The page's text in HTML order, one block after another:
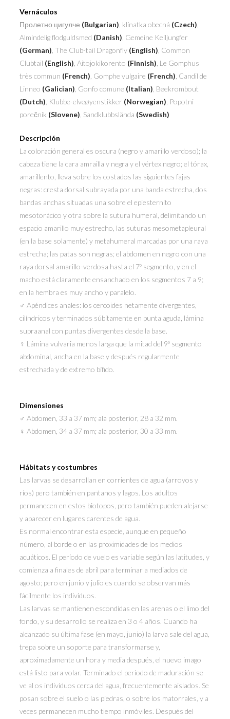
Vernáculos
Пролетно цигулче (Bulgarian) , klínatka obecná (Czech)
Almindelig flodguldsmed (Danish) , Gemeine Keiljungfer
(German) , The Club-tail Dragonfly (English) , Common
Clubtail (English) , Aitojokikorento (Finnish) , Le Gomphus
très commun (French) , Gomphe vulgaire (French) , Candil de
Linneo (Galician) , Gonfo comune (Italian) , Beekrombout
(Dutch) , Klubbe-elveøyenstikker (Norwegian) , Popotni
porečnik (Slovene) , Sandklubbslända (Swedish)
Descripción
La coloración general es oscura (negro y amarillo verdoso); la
cabeza tiene la cara amrailla y negra y el vértex negro; el tórax,
amarillento, lleva sobre los costados las siguientes fajas
negras: cresta dorsal subrayada por una banda estrecha, dos
bandas anchas situadas una sobre el epiesternito
mesotorácico y otra sobre la sutura humeral, delimitando un
espacio amarillo muy estrecho, las suturas mesometapleural
(en la base solamente) y metahumeral marcadas por una raya
estrecha; las patas son negras; el abdomen en negro con una
raya dorsal amarillo-verdosa hasta el 7º segmento, y en el
macho está claramente ensanchado en los segmentos 7 a 9;
en la hembra es muy ancho y paralelo.
♂ Apéndices anales: los cercoides netamente divergentes,
cilíndricos y terminados súbitamente en punta aguda, lámina
supraanal con puntas divergentes desde la base.
♀ Lámina vulvaria menos larga que la mitad del 9º segmento
abdominal, ancha en la base y después regularmente
estrechada y de extremo bífido.
Dimensiones
♂ Abdomen, 33 a 37 mm; ala posterior, 28 a 32 mm.
♀ Abdomen, 34 a 37 mm; ala posterior, 30 a 33 mm.
Hábitats y costumbres
Las larvas se desarrollan en corrientes de agua (arroyos y
ríos) pero también en pantanos y lagos. Los adultos
permanecen en estos biotopos, pero también pueden alejarse
y aparecer en lugares carentes de agua.
Es normal encontrar esta especie, aunque en pequeño
número, al borde o en las proximidades de los medios
acuáticos. El período de vuelo es variable según las latitudes, y
comienza a finales de abril para terminar a mediados de
agosto; pero en junio y julio es cuando se observan más
fácilmente los individuos.
Las larvas se mantienen escondidas en las arenas o el limo del
fondo, y su desarrollo se realiza en 3 o 4 años. Cuando ha
alcanzado su última fase (en mayo, junio) la larva sale del agua,
trepa sobre un soporte para transformarse y,
aproximadamente un hora y media después, el nuevo imago
está listo para volar. Terminado el período de maduración se
ve al os individuos cerca del agua, frecuentemente aislados. Se
posan sobre el suelo o las piedras, o sobre los matorrales, y a
veces permanecen mucho tiempo inmóviles. Después del